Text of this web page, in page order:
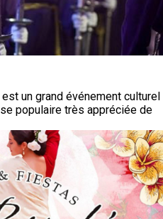
est un grand événement culturel
populaire très appréciée de